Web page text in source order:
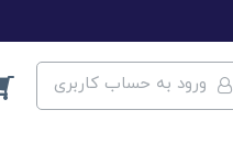
ورود به حساب کاربری